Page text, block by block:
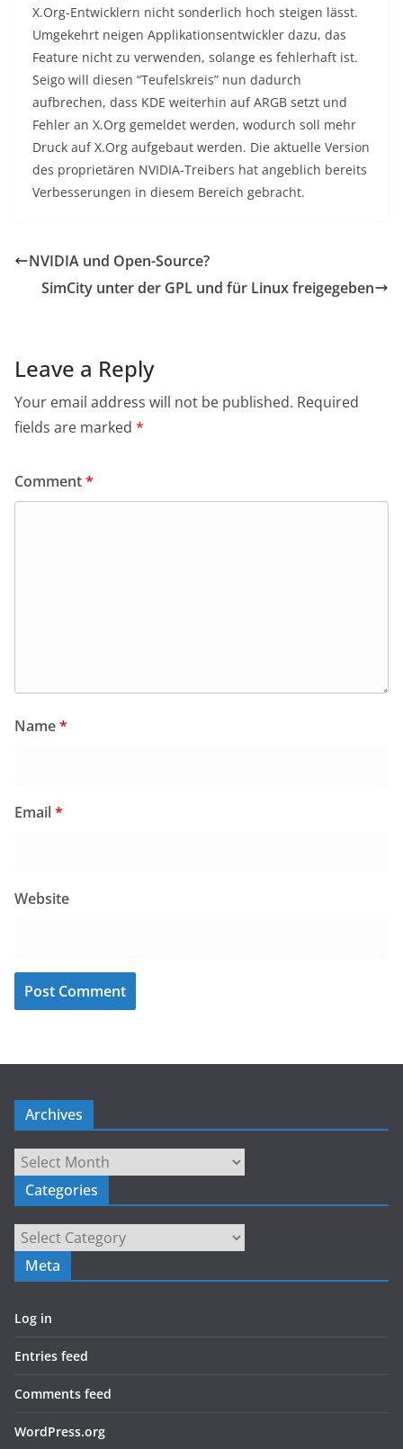
X.Org-Entwicklern nicht sonderlich hoch steigen lässt.
Umgekehrt neigen Applikationsentwickler dazu, das
Feature nicht zu verwenden, solange es fehlerhaft ist.
Seigo will diesen “Teufelskreis” nun dadurch
aufbrechen, dass KDE weiterhin auf ARGB setzt und
Fehler an X.Org gemeldet werden, wodurch soll mehr
Druck auf X.Org aufgebaut werden. Die aktuelle Version
des proprietären NVIDIA-Treibers hat angeblich bereits
Verbesserungen in diesem Bereich gebracht.
NVIDIA und Open-Source?
SimCity unter der GPL und für Linux freigegeben
Leave a Reply
Your email address will not be published. Required
fields are marked *
Comment*
Name*
Email*
Website
Archives
Archives
Categories
Categories
Meta
Log in
Entries feed
Comments feed
WordPress.org